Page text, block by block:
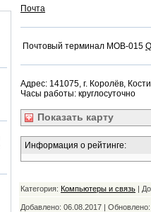
Почта
Почтовый терминал MOB-015
Адрес: 141075, г. Королёв,
Часы работы: круглосуточно
Показать карту
Информация о рейтинге:
Категория: Компьютеры и связь |
Добавлено: 06.08.2017 |